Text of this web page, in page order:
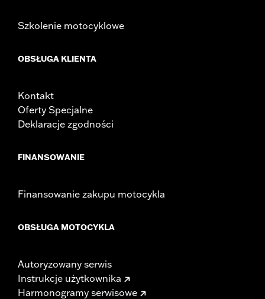
Szkolenie motocyklowe
OBSŁUGA KLIENTA
Kontakt
Oferty Specjalne
Deklaracje zgodności
FINANSOWANIE
Finansowanie zakupu motocykla
OBSŁUGA MOTOCYKLA
Autoryzowany serwis
Instrukcje użytkownika
Harmonogramy serwisowe